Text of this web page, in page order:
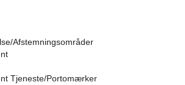
Afstemningsområder
Tjeneste/Portomærker